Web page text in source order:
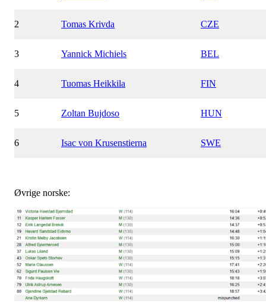
2 Tomas Krivda CZE
3 Yannick Michiels BEL
4 Tuomas Heikkila FIN
5 Zoltan Bujdoso HUN
6 Isac von Krusenstierna SWE
Øvrige norske: